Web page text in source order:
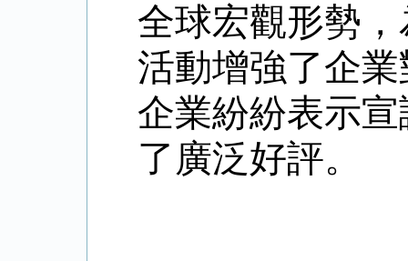
全球宏觀形勢
活動增強了企
企業紛紛表示
了廣泛好評。